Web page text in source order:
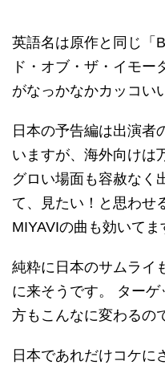
英語名は原作と同じ「
ド・オブ・ザ・イモー
がなっかなかカッコい
日本の予告編は出演者
いますが、海外向けは
グロい場面も容赦なく
て、見たい！と思わせ
MIYAVIの曲も効いてま
純粋に日本のサムライ
に来そうです。 ター
方もこんなに変わるの
日本であれだけコケに